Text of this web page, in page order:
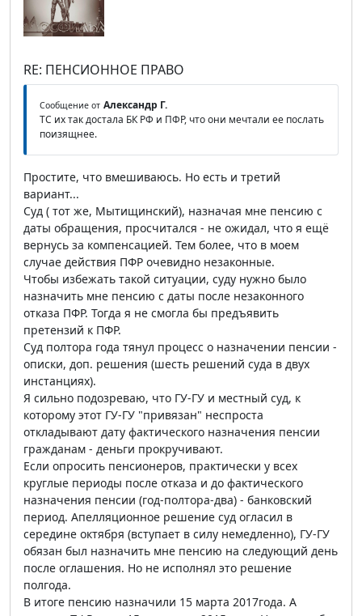
RE: ПЕНСИОННОЕ ПРАВО
Сообщение от Александр Г.
ТС их так достала БК РФ и ПФР, что они мечтали ее послать
поизящнее.
Простите, что вмешиваюсь. Но есть и третий
вариант...
Суд ( тот же, Мытищинский), назначая мне пенсию с
даты обращения, просчитался - не ожидал, что я ещё
вернусь за компенсацией. Тем более, что в моем
случае действия ПФР очевидно незаконные.
Чтобы избежать такой ситуации, суду нужно было
назначить мне пенсию с даты после незаконного
отказа ПФР. Тогда я не смогла бы предъявить
претензий к ПФР.
Суд полтора года тянул процесс о назначении пенсии -
описки, доп. решения (шесть решений суда в двух
инстанциях).
Я сильно подозреваю, что ГУ-ГУ и местный суд, к
которому этот ГУ-ГУ "привязан" неспроста
откладывают дату фактического назначения пенсии
гражданам - деньги прокручивают.
Если опросить пенсионеров, практически у всех
круглые периоды после отказа и до фактического
назначения пенсии (год-полтора-два) - банковский
период. Апелляционное решение суд огласил в
середине октября (вступает в силу немедленно), ГУ-ГУ
обязан был назначить мне пенсию на следующий день
после оглашения. Но не исполнял это решение
полгода.
В итоге пенсию назначили 15 марта 2017года. А